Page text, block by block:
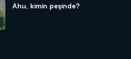
Ahu, kimin peşinde?